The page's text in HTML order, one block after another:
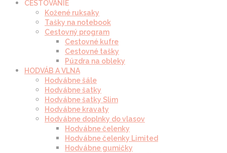
CESTOVANIE
Kožené ruksaky
Tašky na notebook
Cestovný program
Cestovné kufre
Cestovné tašky
Púzdra na obleky
HODVÁB A VLNA
Hodvábne šále
Hodvábne šatky
Hodvábne šatky Slim
Hodvábne kravaty
Hodvábne doplnky do vlasov
Hodvábne čelenky
Hodvábne čelenky Limited
Hodvábne gumičky